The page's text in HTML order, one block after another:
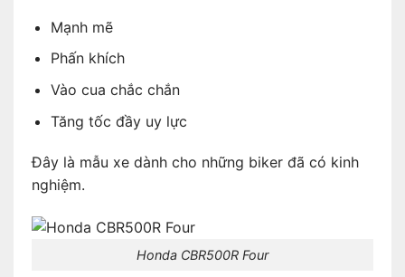
Mạnh mẽ
Phấn khích
Vào cua chắc chắn
Tăng tốc đầy uy lực
Đây là mẫu xe dành cho những biker đã có kinh
nghiệm.
Honda CBR500R Four